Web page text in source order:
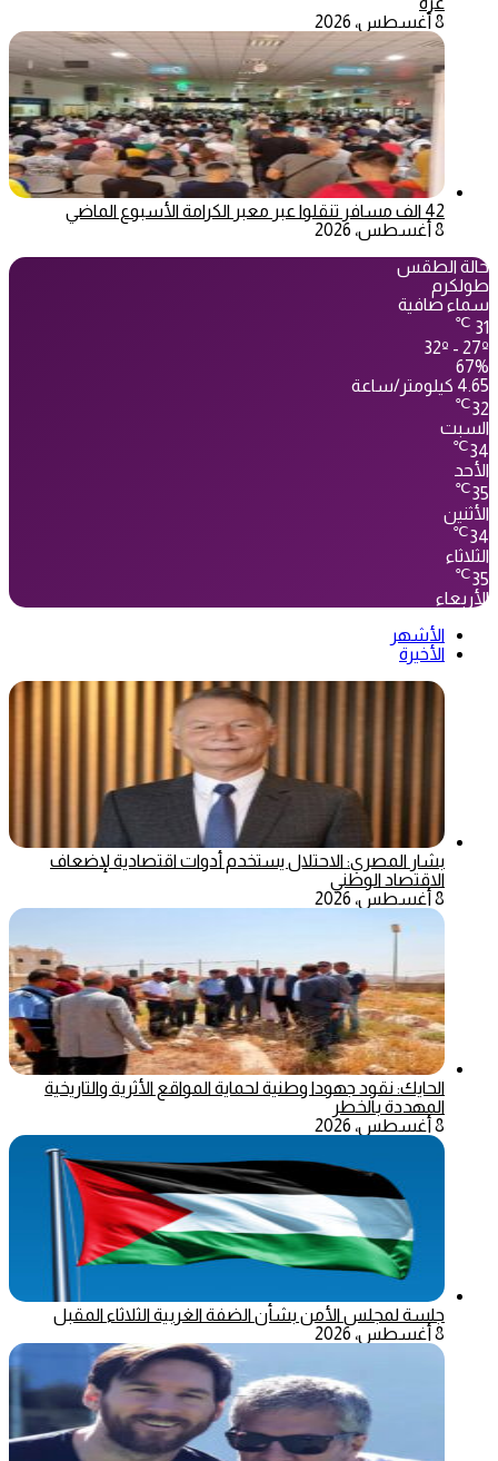
8 أغسطس، 2026
42 الف مسافر تنقلوا عبر معبر الكرامة الأسبوع الماضي
8 أغسطس، 2026
حالة الطقس
طولكرم
سماء صافية
31
℃
32º - 27º
67%
4.65 كيلومتر/ساعة
32
℃
السبت
34
℃
الأحد
35
℃
الأثنين
34
℃
الثلاثاء
35
℃
الأربعاء
الأشهر
الأخيرة
بشار المصري: الاحتلال يستخدم أدوات اقتصادية لإضعاف
الاقتصاد الوطني
8 أغسطس، 2026
الحايك: نقود جهودا وطنية لحماية المواقع الأثرية والتاريخية
المهددة بالخطر
8 أغسطس، 2026
جلسة لمجلس الأمن بشأن الضفة الغربية الثلاثاء المقبل
8 أغسطس، 2026